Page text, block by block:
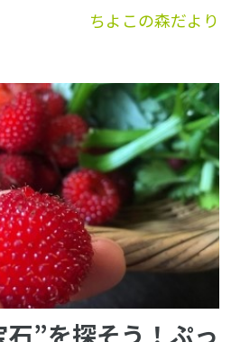
ちよこの森だより
”を探そう！ぷっ